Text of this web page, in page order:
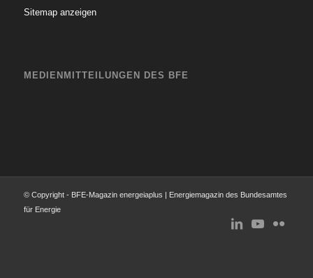
Sitemap anzeigen
MEDIENMITTEILUNGEN DES BFE
© Copyright - BFE-Magazin energeiaplus | Energiemagazin des Bundesamtes
für Energie